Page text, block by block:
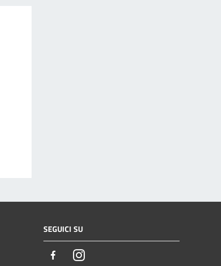
SEGUICI SU
FacebookInstagram